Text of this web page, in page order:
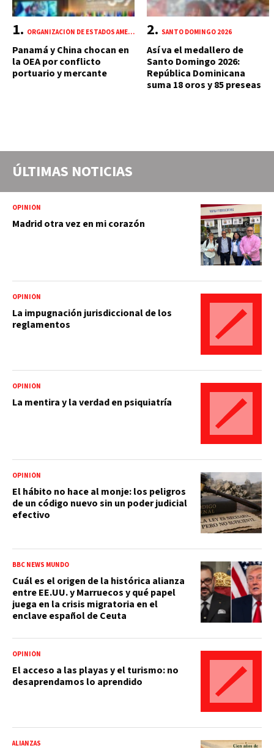
ORGANIZACIÓN DE ESTADOS AMERICANOS (OEA)
Panamá y China chocan en
la OEA por conflicto
portuario y mercante
SANTO DOMINGO 2026
Así va el medallero de
Santo Domingo 2026:
República Dominicana
suma 18 oros y 85 preseas
ÚLTIMAS NOTICIAS
OPINIÓN
Madrid otra vez en mi corazón
OPINIÓN
La impugnación jurisdiccional de los
reglamentos
OPINIÓN
La mentira y la verdad en psiquiatría
OPINIÓN
El hábito no hace al monje: los peligros
de un código nuevo sin un poder judicial
efectivo
BBC NEWS MUNDO
Cuál es el origen de la histórica alianza
entre EE.UU. y Marruecos y qué papel
juega en la crisis migratoria en el
enclave español de Ceuta
OPINIÓN
El acceso a las playas y el turismo: no
desaprendamos lo aprendido
ALIANZAS